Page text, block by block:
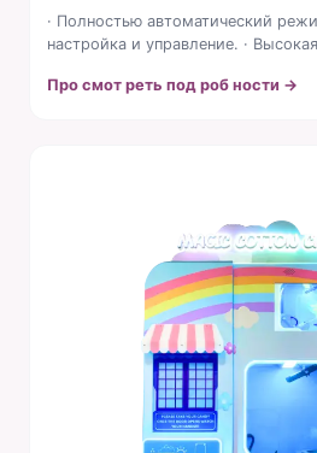
· Полностью автоматический
настройка и управление. ·
Про смот реть под роб ности →